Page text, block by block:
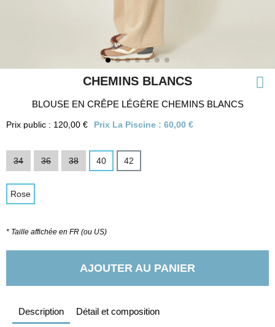
CHEMINS BLANCS
BLOUSE EN CRÊPE LÉGÈRE CHEMINS BLANCS
Prix public : 120,00 € Prix La Piscine : 60,00 €
34 36 38 40 42
Rose
* Taille affichée en FR (ou US)
AJOUTER AU PANIER
Description Détail et composition